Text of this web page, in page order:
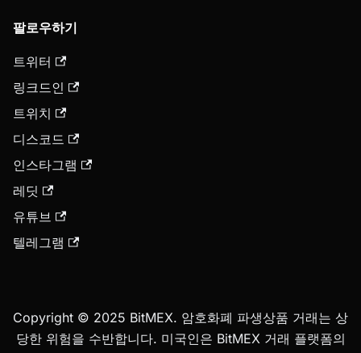
팔로우하기
트위터
링크드인
트위치
디스코드
인스타그램
레딧
유튜브
텔레그램
Copyright © 2025 BitMEX. 암호화폐 파생상품 거래는 상
당한 위험을 수반합니다. 미국인은 BitMEX 거래 플랫폼의